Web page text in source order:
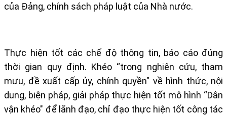
của Đảng, chính sách pháp luật của Nhà nước.
Thực hiện tốt các chế độ thông tin, báo cáo đúng
thời gian quy định. Khéo “trong nghiên cứu, tham
mưu, đề xuất cấp ủy, chính quyền" về hình thức, nội
dung, biện pháp, giải pháp thực hiện tốt mô hình “Dân
vận khéo" để lãnh đạo, chỉ đạo thực hiện tốt công tác